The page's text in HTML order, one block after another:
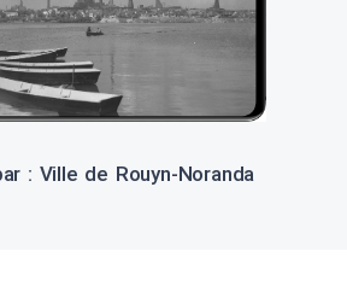
: Ville de Rouyn-Noranda